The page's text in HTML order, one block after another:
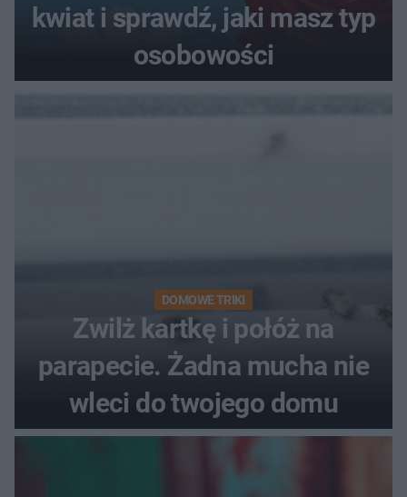
kwiat i sprawdź, jaki masz typ
osobowości
DOMOWE TRIKI
Zwilż kartkę i połóż na
parapecie. Żadna mucha nie
wleci do twojego domu